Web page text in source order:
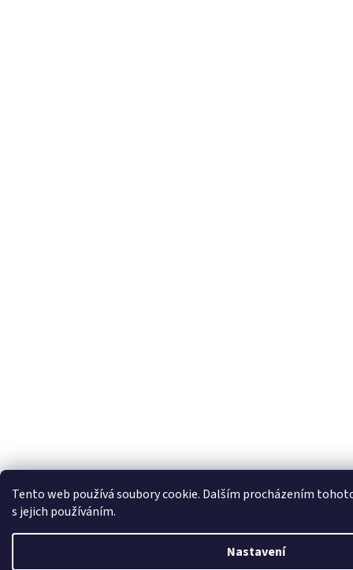
Tento web používá soubory cookie. Dalším procházením
s jejich používáním.
Nastavení